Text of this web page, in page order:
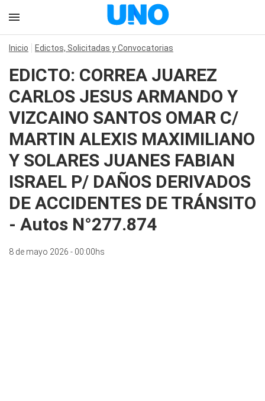
Inicio Edictos, Solicitadas y Convocatorias
EDICTO: CORREA JUAREZ
CARLOS JESUS ARMANDO Y
VIZCAINO SANTOS OMAR C/
MARTIN ALEXIS MAXIMILIANO
Y SOLARES JUANES FABIAN
ISRAEL P/ DAÑOS DERIVADOS
DE ACCIDENTES DE TRÁNSITO
- Autos N°277.874
8 de mayo 2026 - 00:00hs